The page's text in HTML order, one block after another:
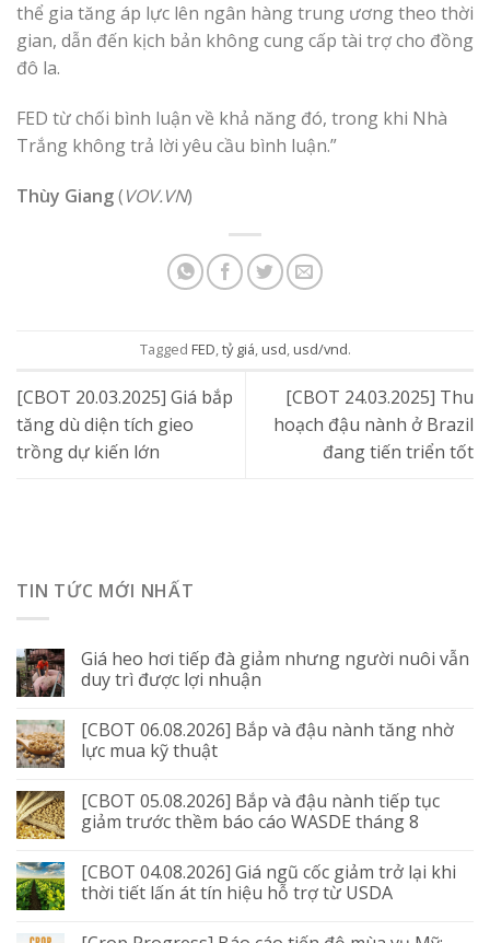
thể gia tăng áp lực lên ngân hàng trung ương theo thời
gian, dẫn đến kịch bản không cung cấp tài trợ cho đồng
đô la.
FED từ chối bình luận về khả năng đó, trong khi Nhà
Trắng không trả lời yêu cầu bình luận.”
Thùy Giang(VOV.VN)
Tagged FED,tỷ giá, usd, usd/vnd.
[CBOT 20.03.2025] Giá bắp
tăng dù diện tích gieo
trồng dự kiến lớn
[CBOT 24.03.2025] Thu
hoạch đậu nành ở Brazil
đang tiến triển tốt
TIN TỨC MỚI NHẤT
Giá heo hơi tiếp đà giảm nhưng người nuôi vẫn
duy trì được lợi nhuận
[CBOT 06.08.2026] Bắp và đậu nành tăng nhờ
lực mua kỹ thuật
[CBOT 05.08.2026] Bắp và đậu nành tiếp tục
giảm trước thềm báo cáo WASDE tháng 8
[CBOT 04.08.2026] Giá ngũ cốc giảm trở lại khi
thời tiết lấn át tín hiệu hỗ trợ từ USDA